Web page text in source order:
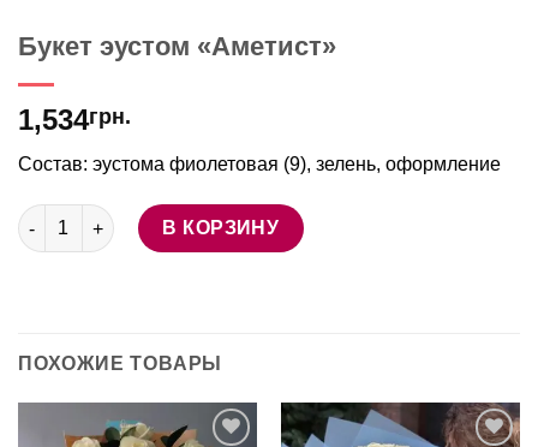
Букет эустом «Аметист»
1,534грн.
Состав: эустома фиолетовая (9), зелень, оформление
Количество товара Букет эустом "Аметист"
В КОРЗИНУ
ПОХОЖИЕ ТОВАРЫ